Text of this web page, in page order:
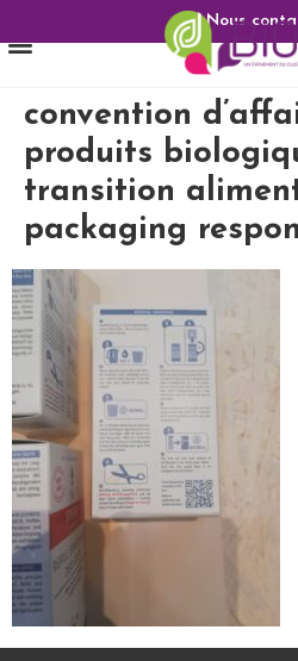
Nous
convention
produits
transition
packaging